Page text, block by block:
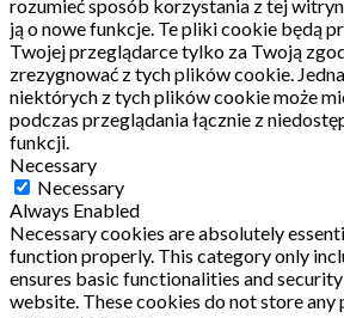
rozumieć sposób korzystania z tej
ją o nowe funkcje. Te pliki cookie będą
Twojej przeglądarce tylko za Twoją
zrezygnować z tych plików cookie.
niektórych z tych plików cookie może
podczas przeglądania łącznie z
funkcji.
Necessary
Necessary
Always Enabled
Necessary cookies are absolutely
function properly. This category only
ensures basic functionalities and
website. These cookies do not store